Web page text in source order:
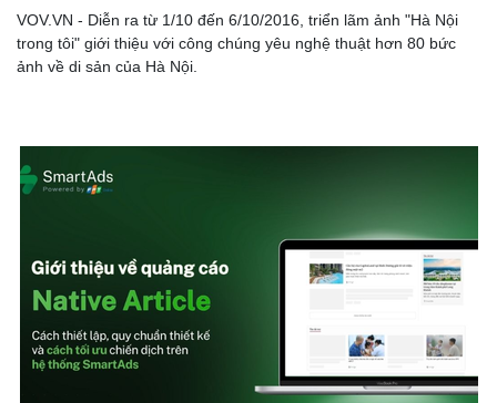
Doanh nghiệp
Thông tin doanh nghiệp
Vì cộng đồng
Trải nghiệm
Chuyển đổi số
VOV.VN - Diễn ra từ 1/10 đến 6/10/2016, triển lãm ảnh "Hà Nội
trong tôi" giới thiệu với công chúng yêu nghệ thuật hơn 80 bức
ảnh về di sản của Hà Nội.